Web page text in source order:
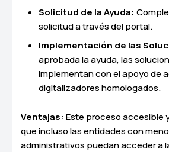
Solicitud de la Ayuda:
solicitud a través del portal.
Implementación de las
aprobada la ayuda, las
implementan con el apoyo de
digitalizadores homologados.
Ventajas: Este proceso accesible
que incluso las entidades con
administrativos puedan acceder a